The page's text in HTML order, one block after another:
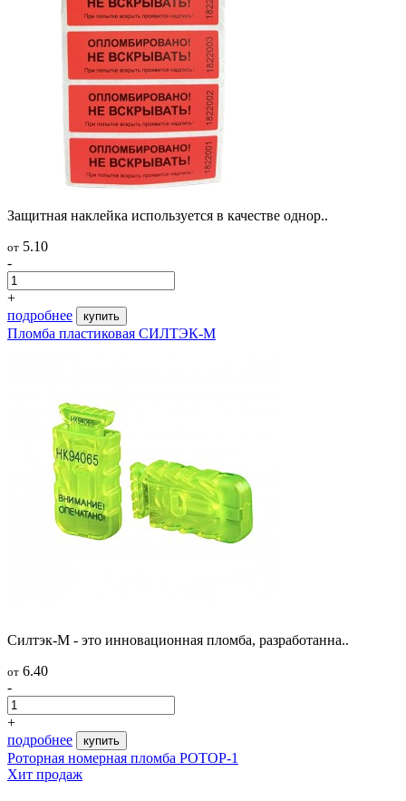
Защитная наклейка используется в качестве однор..
от 5.10
-
+
подробнее
купить
Пломба пластиковая СИЛТЭК-М
Силтэк-М - это инновационная пломба, разработанна..
от 6.40
-
+
подробнее
купить
Роторная номерная пломба РОТОР-1
Хит продаж